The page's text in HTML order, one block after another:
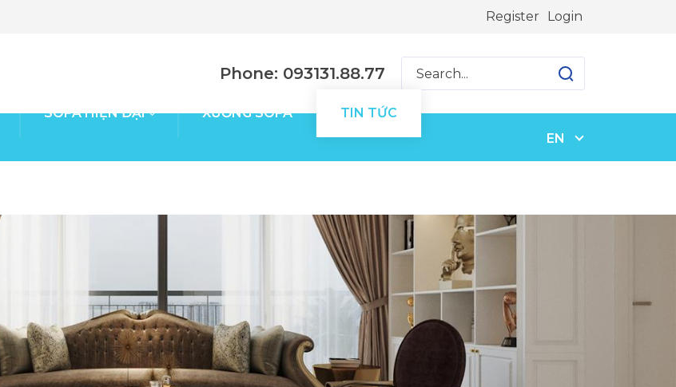
Register Login
Phone: 093131.88.77
SOFA HIỆN ĐẠI XƯỞNG SOFA TIN TỨC
EN